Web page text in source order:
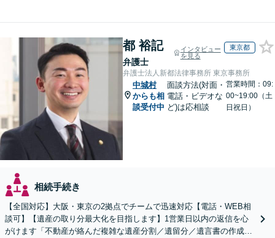
都 裕記
弁護士
インタビュー
を見る
東京都
弁護士法人新都法律事務所 東京事務所
中城村
からも相
談受付中
面談方法(対面・
電話・ビデオな
ど)は応相談
営業時間：09:
00~19:00（土
日祝日）
相続手続き
【全国対応】大阪・東京の2拠点でチームで迅速対応【電話・WEB相
談可】【遺産の取り分最大化を目指します】1営業日以内の返信を心
がけます「不動産が絡んだ複雑な遺産分割／遺留分／遺言書の作成・